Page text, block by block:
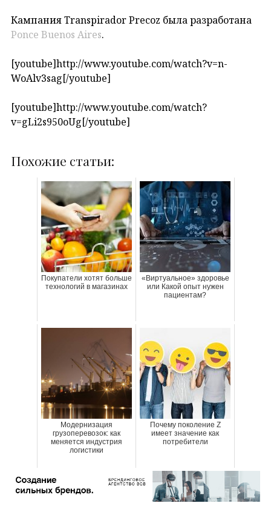
Кампания Transpirador Precoz была разработана
Ponce Buenos Aires.
[youtube]http://www.youtube.com/watch?v=n-
WoAlv3sag[/youtube]
[youtube]http://www.youtube.com/watch?
v=gLi2s950oUg[/youtube]
Похожие статьи:
Покупатели хотят больше
технологий в магазинах
«Виртуальное» здоровье
или Какой опыт нужен
пациентам?
Модернизация
грузоперевозок: как
меняется индустрия
логистики
Почему поколение Z
имеет значение как
потребители